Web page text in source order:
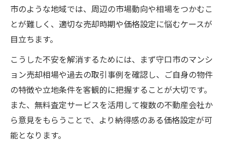
市のような地域では、周辺の市場動向や相場をつかむこ
とが難しく、適切な売却時期や価格設定に悩むケースが
目立ちます。
こうした不安を解消するためには、まず守口市のマンシ
ョン売却相場や過去の取引事例を確認し、ご自身の物件
の特徴や立地条件を客観的に把握することが大切です。
また、無料査定サービスを活用して複数の不動産会社か
ら意見をもらうことで、より納得感のある価格設定が可
能となります。